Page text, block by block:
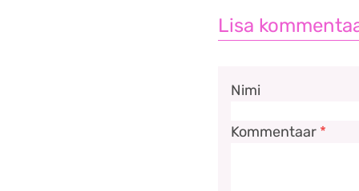
Lisa
Kommentaar *
Nimi